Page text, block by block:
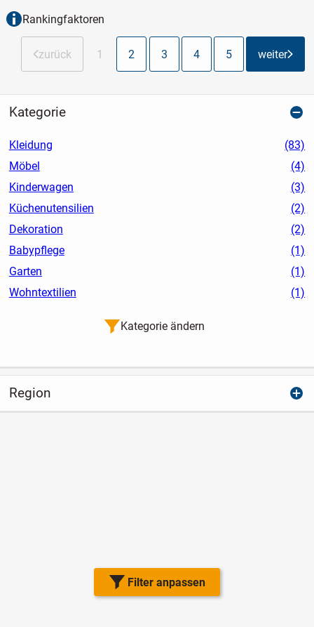
Filter anpassen
Rankingfaktoren
zurück 1 2 3 4 5 weiter
Kategorie
Kleidung
(83)
Möbel
(4)
Kinderwagen
(3)
Küchenutensilien
(2)
Dekoration
(2)
Babypflege
(1)
Garten
(1)
Wohntextilien
(1)
Kategorie ändern
Region